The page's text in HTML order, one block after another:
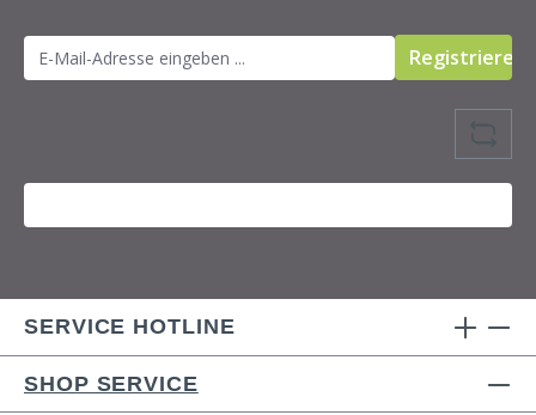
Registrieren
SERVICE HOTLINE
SHOP SERVICE